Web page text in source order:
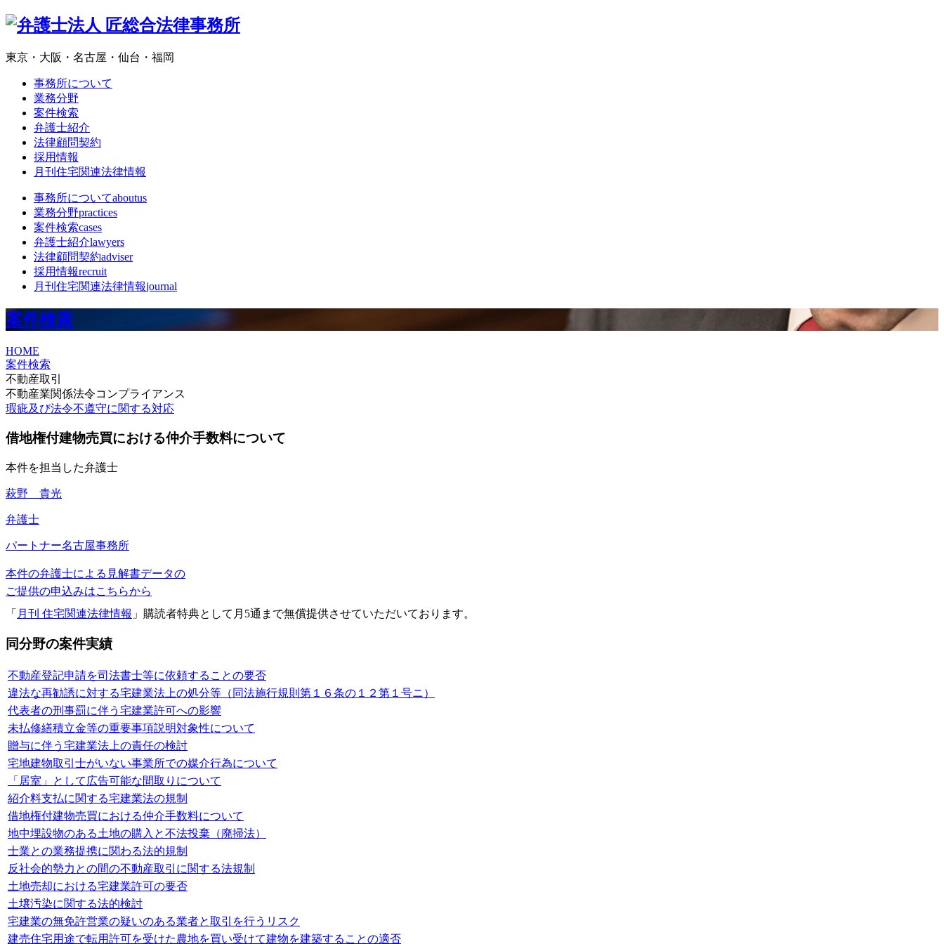
東京・大阪・名古屋・仙台・福岡
事務所について
業務分野
案件検索
弁護士紹介
法律顧問契約
採用情報
月刊住宅関連法律情報
事務所についてaboutus
業務分野practices
案件検索cases
弁護士紹介lawyers
法律顧問契約adviser
採用情報recruit
月刊住宅関連法律情報journal
案件検索
HOME
案件検索
不動産取引
不動産業関係法令コンプライアンス
瑕疵及び法令不遵守に関する対応
借地権付建物売買における仲介手数料について
本件を担当した弁護士
萩野 貴光
弁護士
パートナー名古屋事務所
本件の弁護士による見解書データの
ご提供の申込みはこちらから
「 月刊 住宅関連法律情報 」購読者特典として月5通まで無償提供させていただいております。
同分野の案件実績
不動産登記申請を司法書士等に依頼することの要否
違法な再勧誘に対する宅建業法上の処分等（同法施行規則第１６条の１２第１号ニ）
代表者の刑事罰に伴う宅建業許可への影響
未払修繕積立金等の重要事項説明対象性について
贈与に伴う宅建業法上の責任の検討
宅地建物取引士がいない事業所での媒介行為について
「居室」として広告可能な間取りについて
紹介料支払に関する宅建業法の規制
借地権付建物売買における仲介手数料について
地中埋設物のある土地の購入と不法投棄（廃掃法）
士業との業務提携に関わる法的規制
反社会的勢力との間の不動産取引に関する法規制
土地売却における宅建業許可の要否
土壌汚染に関する法的検討
宅建業の無免許営業の疑いのある業者と取引を行うリスク
建売住宅用途で転用許可を受けた農地を買い受けて建物を建築することの適否